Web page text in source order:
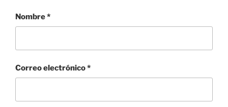
Nombre*
Correo electrónico*